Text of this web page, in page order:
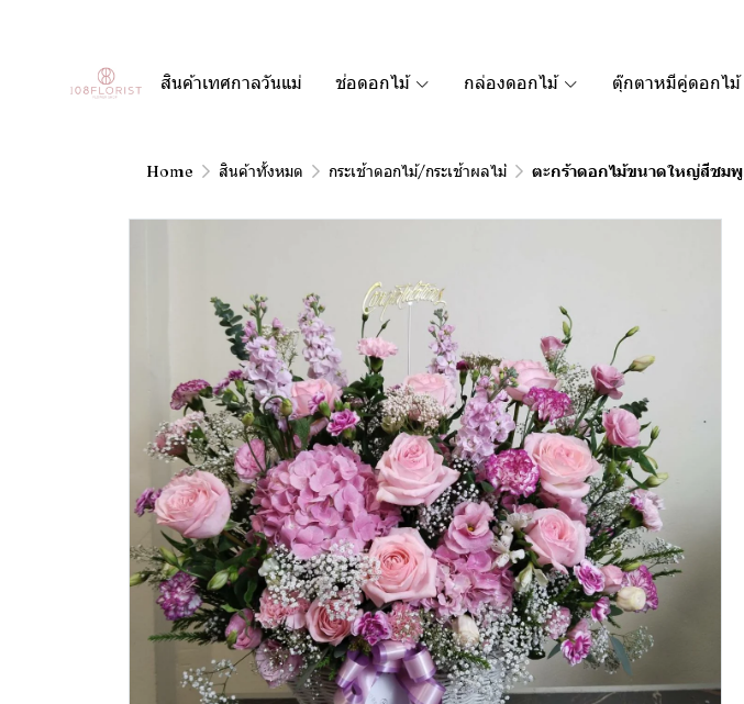
สินค้าเทศกาลวันแม่ ช่อดอกไม้ กล่องดอกไม้ ตุ๊กตาหมีคู่ดอกไม้
Home สินค้าทั้งหมด กระเช้าดอกไม้/กระเช้าผลไม้ ตะกร้าดอกไม้ขนาดใหญ่สีชมพู